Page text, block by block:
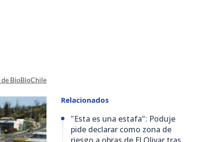
BioBioChile
Relacionados
"Esta es una estafa": Poduje
pide declarar como zona de